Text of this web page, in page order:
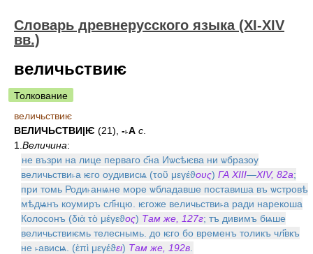
Словарь древнерусского языка (XI-XIV
вв.)
величьствиѥ
Толкование
величьствиѥ
ВЕЛИЧЬСТВИ|Ѥ (21), -˫А с
1. Величина:
не възри на лице перваго с҃на Иѡсѣѥва ни ѡбразоу
величьстви˫а ѥго оудивисѩ (τοῦ μεγέϑους) ГА XIII—XIV, 82а;
при томь Роди˫анѩне море ѡбладавше поставиша въ ѡстровѣ
мѣдѩнъ коумиръ сл҃нцю. ѥгоже величьстви˫а ради нарекоша
Колосонъ (διὰ τὸ μέγεϑος) Там же, 127г; тъ дивимъ бѩше
величьствиѥмь телеснымь. до ѥго бо временъ толикъ чл҃вкъ
не ˫ависѩ. (ἐπὶ μεγέϑει) Там же, 192в